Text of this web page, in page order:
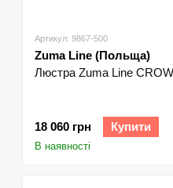
Артикул: 9867-500
Zuma Line (Польща)
Люстра Zuma Line
18 060 грн Купити
В наявності